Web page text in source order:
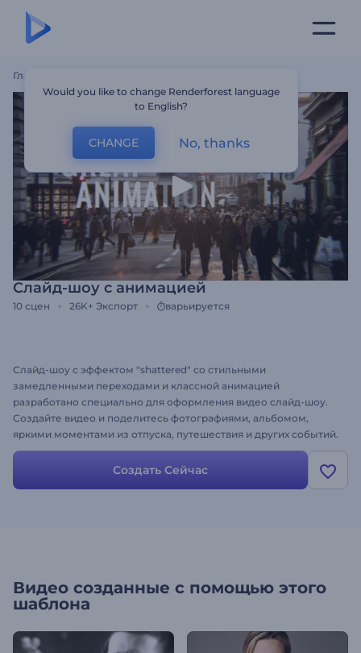
Главная
Слайд-шоу с анимацией
10 сцен 26K+ Экспорт варьируется
Слайд-шоу с эффектом "shattered" со стильными
замедленными переходами и классной анимацией
разработано специально для оформления видео слайд-шоу.
Создайте видео и поделитесь фотографиями, альбомом,
яркими моментами из отпуска, путешествия и других событий.
Просто загрузите в шаблон изображения, настройте текст , и
профессиональное слайд-шоу будет готово в пару минут
минут. Создайте слайд-шоу прямо в браузере!
Создать Сейчас
Видео созданные с помощью этого
шаблона
Would you like to change Renderforest language
to English?
CHANGE No, thanks